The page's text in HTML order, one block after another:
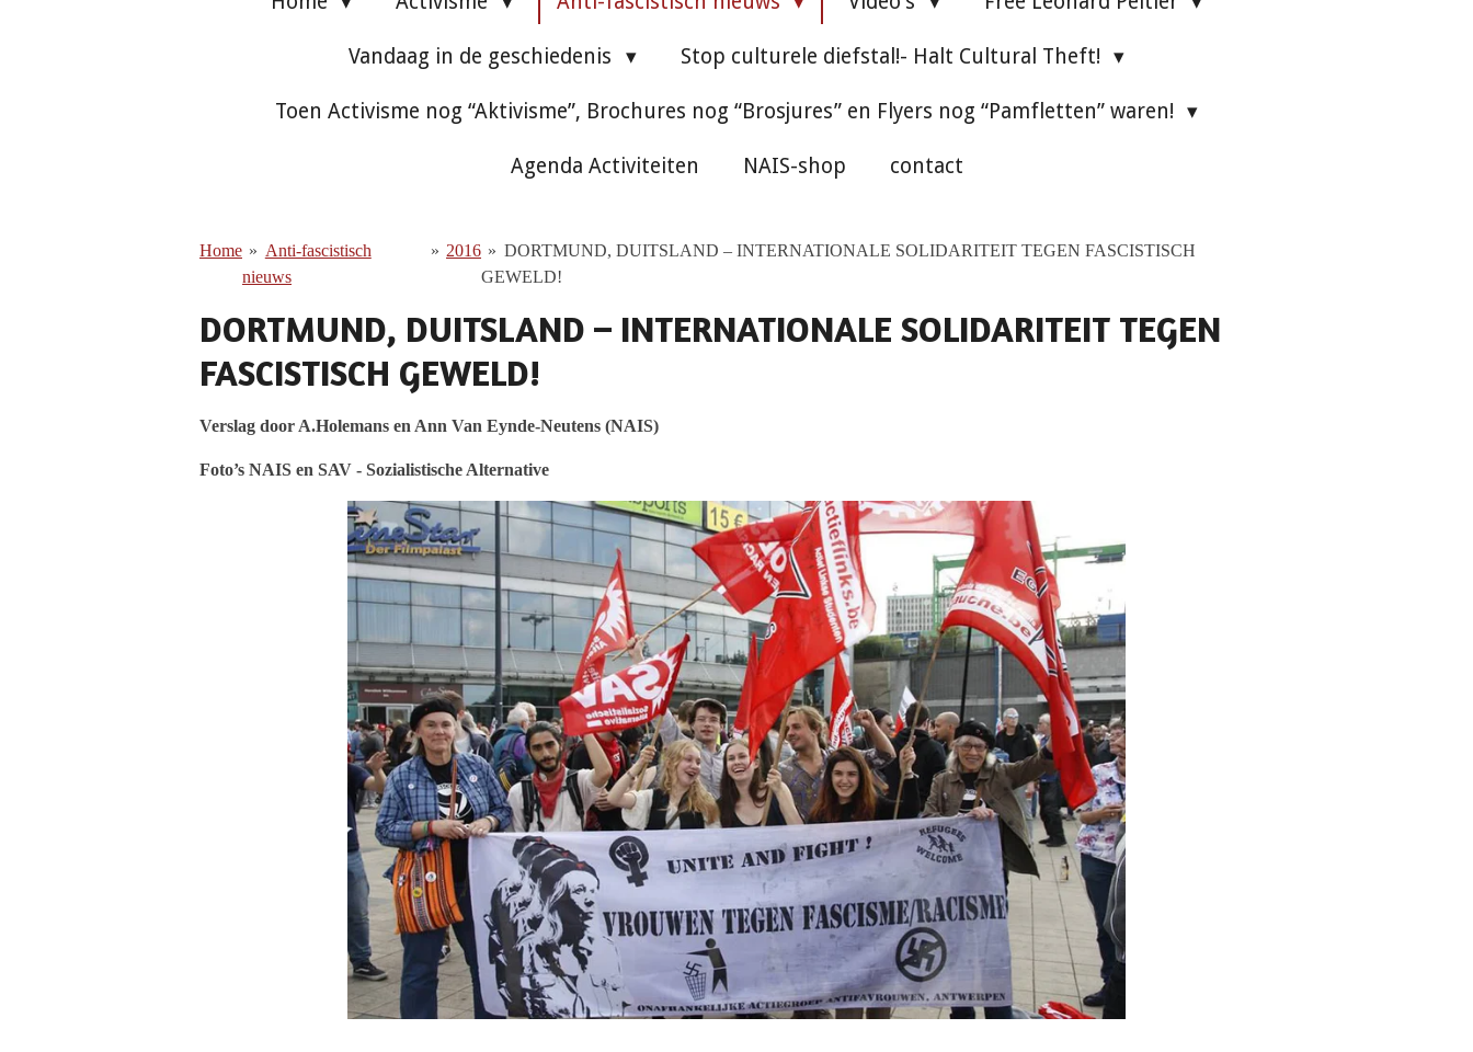
Vandaag in de geschiedenis Stop culturele diefstal!- Halt Cultural Theft!
Toen Activisme nog “Aktivisme”, Brochures nog “Brosjures” en Flyers nog “Pamfletten” waren!
Agenda Activiteiten NAIS-shop contact
Home » Anti-fascistisch
nieuws
» 2016 » DORTMUND, DUITSLAND – INTERNATIONALE SOLIDARITEIT TEGEN FASCISTISCH
GEWELD!
DORTMUND, DUITSLAND – INTERNATIONALE SOLIDARITEIT TEGEN
FASCISTISCH GEWELD!
Verslag door A.Holemans en Ann Van Eynde-Neutens (NAIS)
Foto’s NAIS en SAV - Sozialistische Alternative